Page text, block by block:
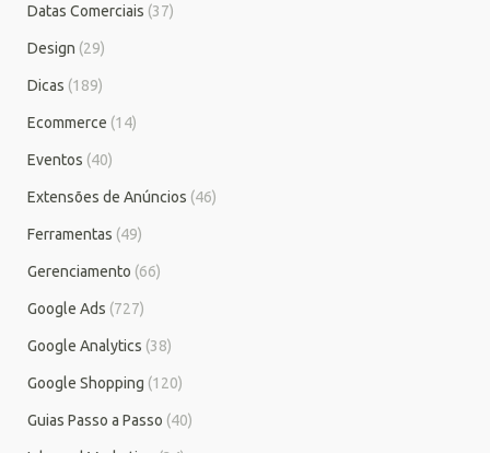
Datas Comerciais (37)
Design (29)
Dicas (189)
Ecommerce (14)
Eventos (40)
Extensões de Anúncios (46)
Ferramentas (49)
Gerenciamento (66)
Google Ads (727)
Google Analytics (38)
Google Shopping (120)
Guias Passo a Passo (40)